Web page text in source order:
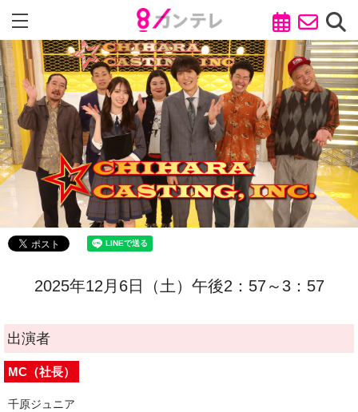
2025年12月6日（土）午後2：57～3：57
出演者
MC（社長）
千原ジュニア